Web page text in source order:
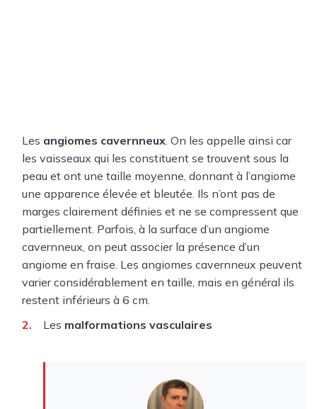
Les angiomes cavernneux. On les appelle ainsi car
les vaisseaux qui les constituent se trouvent sous la
peau et ont une taille moyenne, donnant à l’angiome
une apparence élevée et bleutée. Ils n’ont pas de
marges clairement définies et ne se compressent que
partiellement. Parfois, à la surface d’un angiome
cavernneux, on peut associer la présence d’un
angiome en fraise. Les angiomes cavernneux peuvent
varier considérablement en taille, mais en général ils
restent inférieurs à 6 cm.
Les malformations vasculaires